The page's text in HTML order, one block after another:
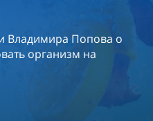
Владимира Попова о
организм на